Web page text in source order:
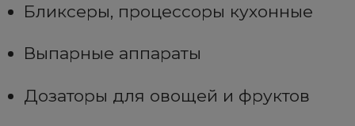
Бликсеры, процессоры кухонные
Выпарные аппараты
Дозаторы для овощей и фруктов